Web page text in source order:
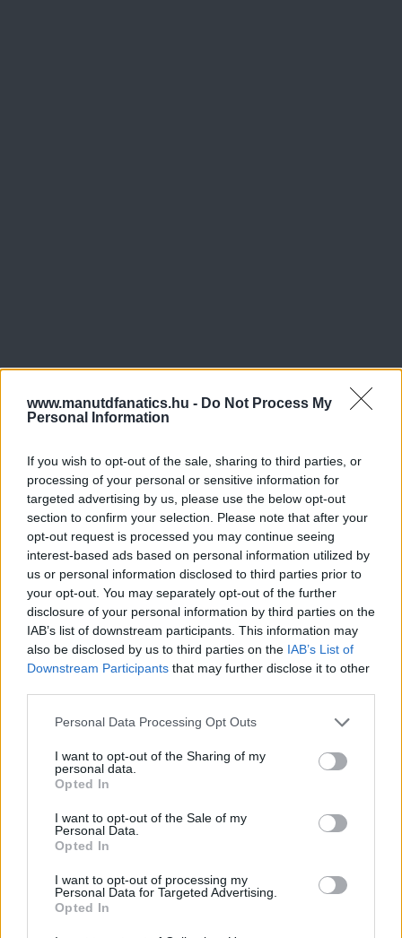
www.manutdfanatics.hu - Do Not Process My
Personal Information
If you wish to opt-out of the sale, sharing to third parties, or
processing of your personal or sensitive information for
targeted advertising by us, please use the below opt-out
section to confirm your selection. Please note that after your
opt-out request is processed you may continue seeing
interest-based ads based on personal information utilized by
us or personal information disclosed to third parties prior to
your opt-out. You may separately opt-out of the further
disclosure of your personal information by third parties on the
IAB’s list of downstream participants. This information may
also be disclosed by us to third parties on the IAB’s List of
Downstream Participants that may further disclose it to other
Please note that this website/app uses one or more Google
not limited to your visit or usage behaviour. You may click to
grant or deny consent to Google and its third-party tags to
use your data for below specified purposes in below Google
consent section.
Personal Data Processing Opt Outs
I want to opt-out of the Sharing of my
personal data.
Opted In
I want to opt-out of the Sale of my
Personal Data.
Opted In
I want to opt-out of processing my
Personal Data for Targeted Advertising.
Opted In
Meccs Center
Leeds UnitedvsManchester
United
Felkészülési szezon 5. mérkőzés
Croke Park, Dublin
2026-08-12 20:30
2 nap 9 óra 50 perc 3 másodperc
ELŐZŐ MÉRKŐZÉSEK
Támogatás